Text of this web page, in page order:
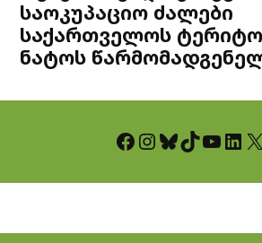
საოკუპაციო ძალები
საქართველოს
ნატოს
Facebook InstagramBluesky TikTok YouTube LinkedIn X